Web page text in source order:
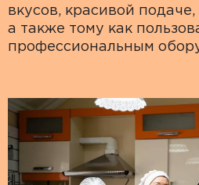
вкусов, красивой
а также тому как
профессиональным